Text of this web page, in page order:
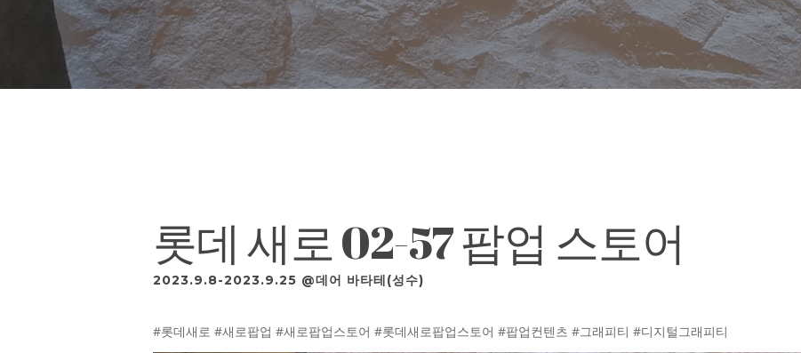
롯데 새로 02-57 팝업 스토어
2023.9.8-2023.9.25 @데어 바타테(성수)
#롯데새로 #새로팝업 #새로팝업스토어 #롯데새로팝업스토어 #팝업컨텐츠 #그래피티 #디지털그래피티